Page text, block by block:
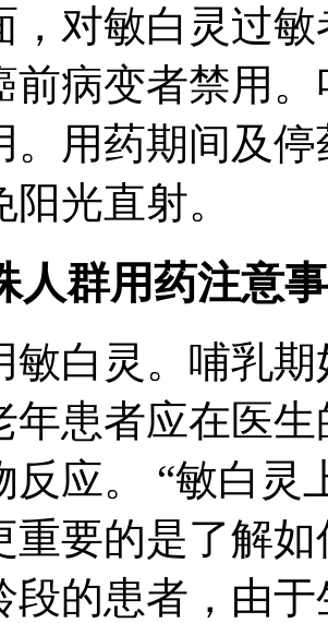
，对敏白灵过
前病变者禁用
。用药期间及
光直射。
人群用药注意
敏白灵。哺乳
年患者应在医
反应。 “敏白灵
重要的是了解
段的患者，由